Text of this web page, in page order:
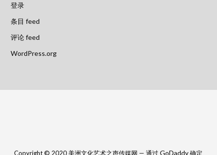
登录
条目 feed
评论 feed
WordPress.org
Copyright © 2020 美洲文化艺术之声传媒网 — 通过GoDaddy确定